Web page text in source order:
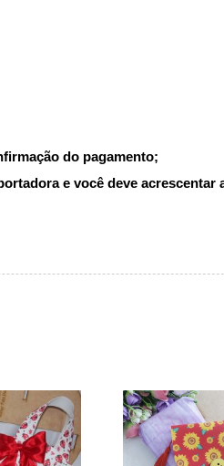
do pagamento;
e você deve acrescentar